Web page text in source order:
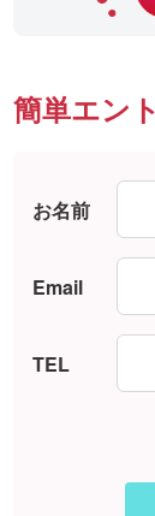
簡単エン
お名前
Email
TEL